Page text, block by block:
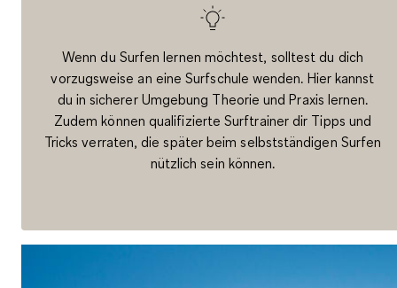
Wenn du Surfen lernen möchtest, solltest du dich
vorzugsweise an eine Surfschule wenden. Hier kannst
du in sicherer Umgebung Theorie und Praxis lernen.
Zudem können qualifizierte Surftrainer dir Tipps und
Tricks verraten, die später beim selbstständigen Surfen
nützlich sein können.